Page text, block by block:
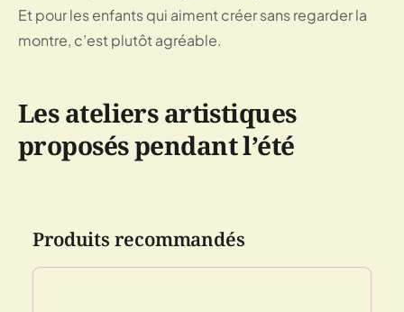
Et pour les enfants qui aiment créer sans regarder la
montre, c’est plutôt agréable.
Les ateliers artistiques
proposés pendant l’été
Produits recommandés